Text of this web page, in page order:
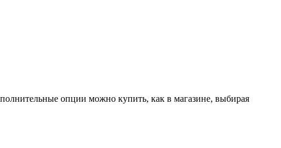
опции можно купить, как в магазине, выбирая